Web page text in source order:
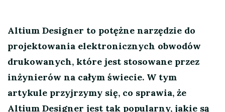
Altium Designer to potężne narzędzie do
projektowania elektronicznych obwodów
drukowanych, które jest stosowane przez
inżynierów na całym świecie. W tym
artykule przyjrzymy się, co sprawia, że
Altium Designer jest tak popularny, jakie są